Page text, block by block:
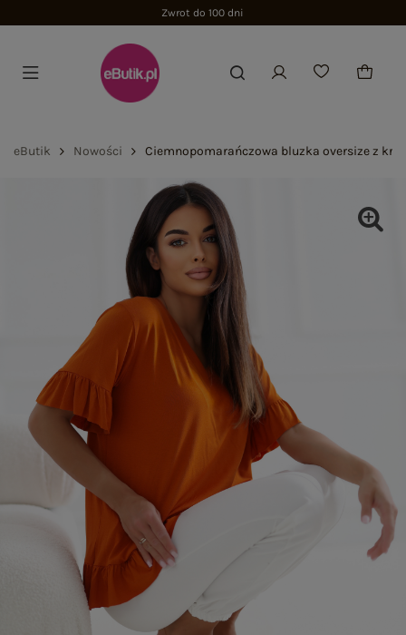
Zwrot do 100 dni
eButik Nowości Ciemnopomarańczowa bluzka oversize z